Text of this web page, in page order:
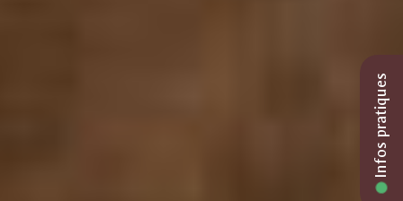
Infos pratiques